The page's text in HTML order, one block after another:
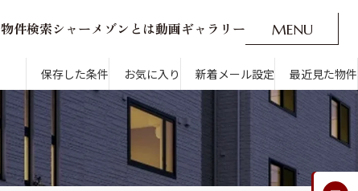
物件検索シ ャーメ ゾン とは動画ギャ ラ リ ー MENU
O
新着メール設定 最近見た物件 CLOSE
保存した条件 お気に入り 新着メール設定 最近見た物件